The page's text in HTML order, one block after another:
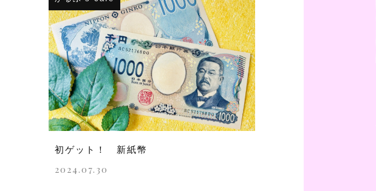
初ゲット！ 新紙幣
2024.07.30